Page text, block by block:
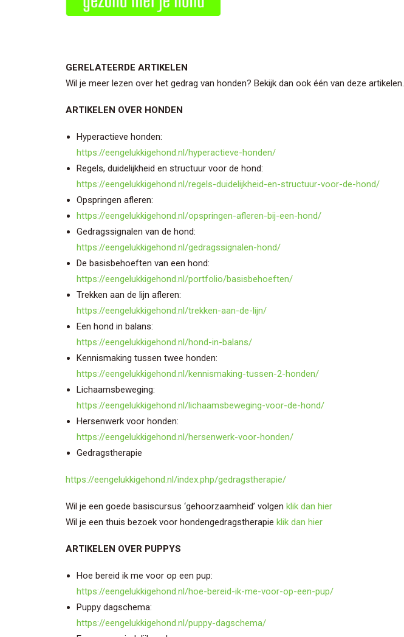
GERELATEERDE ARTIKELEN
Wil je meer lezen over het gedrag van honden? Bekijk dan ook één van deze artikelen.
ARTIKELEN OVER HONDEN
Hyperactieve honden:
https://eengelukkigehond.nl/hyperactieve-honden/
Regels, duidelijkheid en structuur voor de hond:
https://eengelukkigehond.nl/regels-duidelijkheid-en-structuur-voor-de-hond/
Opspringen afleren:
https://eengelukkigehond.nl/opspringen-afleren-bij-een-hond/
Gedragssignalen van de hond:
https://eengelukkigehond.nl/gedragssignalen-hond/
De basisbehoeften van een hond:
https://eengelukkigehond.nl/portfolio/basisbehoeften/
Trekken aan de lijn afleren:
https://eengelukkigehond.nl/trekken-aan-de-lijn/
Een hond in balans:
https://eengelukkigehond.nl/hond-in-balans/
Kennismaking tussen twee honden:
https://eengelukkigehond.nl/kennismaking-tussen-2-honden/
Lichaamsbeweging:
https://eengelukkigehond.nl/lichaamsbeweging-voor-de-hond/
Hersenwerk voor honden:
https://eengelukkigehond.nl/hersenwerk-voor-honden/
Gedragstherapie
https://eengelukkigehond.nl/index.php/gedragstherapie/
Wil je een goede basiscursus ‘gehoorzaamheid’ volgen klik dan hier
Wil je een thuis bezoek voor hondengedragstherapie klik dan hier
ARTIKELEN OVER PUPPYS
Hoe bereid ik me voor op een pup:
https://eengelukkigehond.nl/hoe-bereid-ik-me-voor-op-een-pup/
Puppy dagschema:
https://eengelukkigehond.nl/puppy-dagschema/